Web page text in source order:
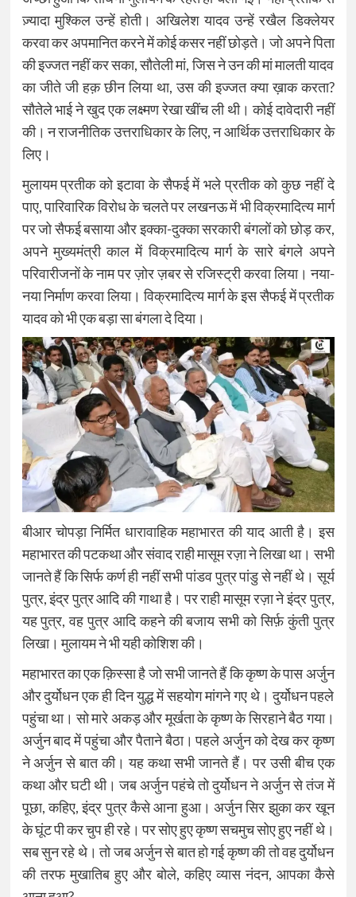
ज़्यादा मुश्किल उन्हें होती। अखिलेश यादव उन्हें रखैल डिक्लेयर
करवा कर अपमानित करने में कोई कसर नहीं छोड़ते। जो अपने पिता
की इज्जत नहीं कर सका, सौतेली मां, जिस ने उन की मां मालती यादव
का जीते जी हक़ छीन लिया था, उस की इज्जत क्या ख़ाक करता?
सौतेले भाई ने खुद एक लक्ष्मण रेखा खींच ली थी। कोई दावेदारी नहीं
की। न राजनीतिक उत्तराधिकार के लिए, न आर्थिक उत्तराधिकार के
लिए।
मुलायम प्रतीक को इटावा के सैफई में भले प्रतीक को कुछ नहीं दे
पाए, पारिवारिक विरोध के चलते पर लखनऊ में भी विक्रमादित्य मार्ग
पर जो सैफई बसाया और इक्का-दुक्का सरकारी बंगलों को छोड़ कर,
अपने मुख्यमंत्री काल में विक्रमादित्य मार्ग के सारे बंगले अपने
परिवारीजनों के नाम पर ज़ोर ज़बर से रजिस्ट्री करवा लिया। नया-
नया निर्माण करवा लिया। विक्रमादित्य मार्ग के इस सैफई में प्रतीक
यादव को भी एक बड़ा सा बंगला दे दिया।
बीआर चोपड़ा निर्मित धारावाहिक महाभारत की याद आती है। इस
महाभारत की पटकथा और संवाद राही मासूम रज़ा ने लिखा था। सभी
जानते हैं कि सिर्फ कर्ण ही नहीं सभी पांडव पुत्र पांडु से नहीं थे। सूर्य
पुत्र, इंद्र पुत्र आदि की गाथा है। पर राही मासूम रज़ा ने इंद्र पुत्र,
यह पुत्र, वह पुत्र आदि कहने की बजाय सभी को सिर्फ़ कुंती पुत्र
लिखा। मुलायम ने भी यही कोशिश की।
महाभारत का एक क़िस्सा है जो सभी जानते हैं कि कृष्ण के पास अर्जुन
और दुर्योधन एक ही दिन युद्ध में सहयोग मांगने गए थे। दुर्योधन पहले
पहुंचा था। सो मारे अकड़ और मूर्खता के कृष्ण के सिरहाने बैठ गया।
अर्जुन बाद में पहुंचा और पैताने बैठा। पहले अर्जुन को देख कर कृष्ण
ने अर्जुन से बात की। यह कथा सभी जानते हैं। पर उसी बीच एक
कथा और घटी थी। जब अर्जुन पहंचे तो दुर्योधन ने अर्जुन से तंज में
पूछा, कहिए, इंद्र पुत्र कैसे आना हुआ। अर्जुन सिर झुका कर खून
के घूंट पी कर चुप ही रहे। पर सोए हुए कृष्ण सचमुच सोए हुए नहीं थे।
सब सुन रहे थे। तो जब अर्जुन से बात हो गई कृष्ण की तो वह दुर्योधन
की तरफ मुखातिब हुए और बोले, कहिए व्यास नंदन, आपका कैसे